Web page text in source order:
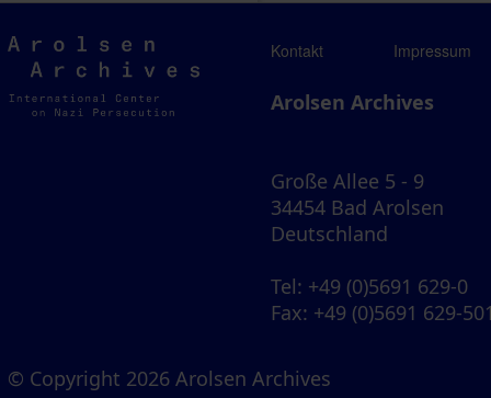
Arolsen
Archives
Kontakt Impressum
Arolsen Archives
Große Allee 5 - 9
34454 Bad Arolsen
Deutschland
Tel: +49 (0)5691 629-0
Fax: +49 (0)5691 629-
© Copyright 2026 Arolsen Archives